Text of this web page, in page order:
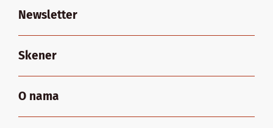
Newsletter
Skener
O nama